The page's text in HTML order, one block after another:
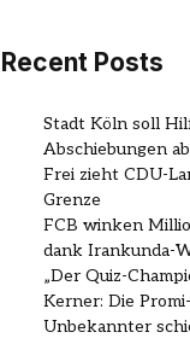
Recent Posts
Stadt Köln soll
Abschiebungen
Frei zieht CDU-
Grenze
FCB winken
dank Irankunda-
„Der Quiz-
Kerner: Die
Unbekannter